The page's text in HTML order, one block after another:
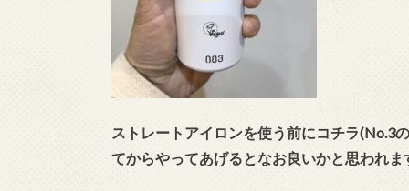
ストレートアイロンを使う前にコチラ(No.3
てからやってあげるとなお良いかと思われま